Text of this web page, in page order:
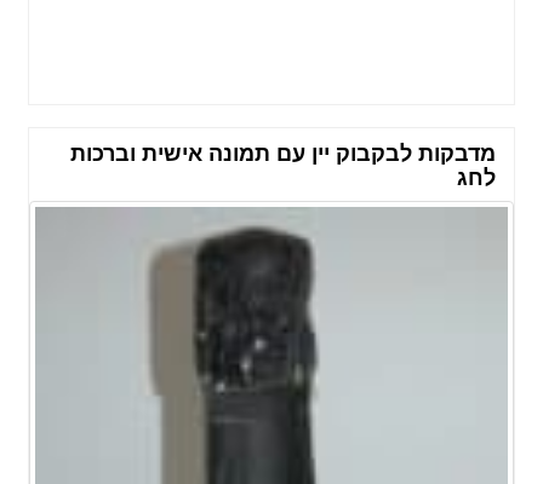
מדבקות לבקבוק יין עם תמונה אישית וברכות
לחג